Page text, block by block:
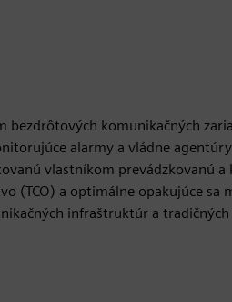
bezdrôtových komunikačných
alarmy a vládne
vlastníkom prevádzkovanú
(TCO) a optimálne opakujúce sa
infraštruktúr a